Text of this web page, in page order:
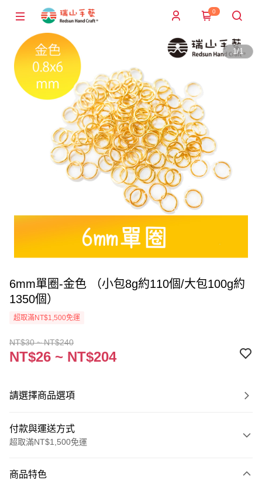
0
1/1
6mm單圈-金色 （小包8g約110個/大包100g約
1350個）
超取滿NT$1,500免運
NT$30 ~ NT$240
NT$26 ~ NT$204
請選擇商品選項
付款與運送方式
超取滿NT$1,500免運
信用卡一次付款
商品特色